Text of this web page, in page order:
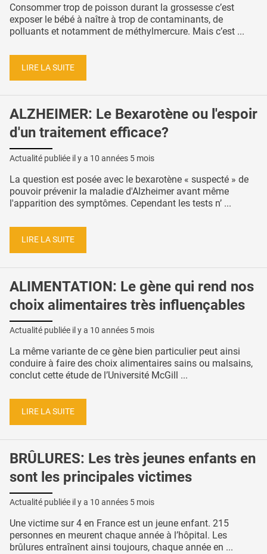
Consommer trop de poisson durant la grossesse c’est
exposer le bébé à naître à trop de contaminants, de
polluants et notamment de méthylmercure. Mais c’est ...
LIRE LA SUITE
ALZHEIMER: Le Bexarotène ou l'espoir
d'un traitement efficace?
Actualité publiée il y a 10 années 5 mois
La question est posée avec le bexarotène « suspecté » de
pouvoir prévenir la maladie d'Alzheimer avant même
l'apparition des symptômes. Cependant les tests n’ ...
LIRE LA SUITE
ALIMENTATION: Le gène qui rend nos
choix alimentaires très influençables
Actualité publiée il y a 10 années 5 mois
La même variante de ce gène bien particulier peut ainsi
conduire à faire des choix alimentaires sains ou malsains,
conclut cette étude de l’Université McGill ...
LIRE LA SUITE
BRÛLURES: Les très jeunes enfants en
sont les principales victimes
Actualité publiée il y a 10 années 5 mois
Une victime sur 4 en France est un jeune enfant. 215
personnes en meurent chaque année à l’hôpital. Les
brûlures entraînent ainsi toujours, chaque année en ...